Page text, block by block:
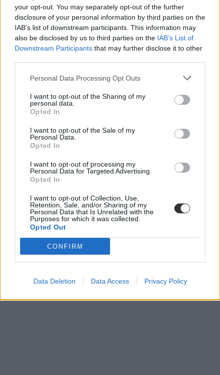
your opt-out. You may separately opt-out of the further
disclosure of your personal information by third parties on the
IAB’s list of downstream participants. This information may
also be disclosed by us to third parties on the IAB’s List of
Downstream Participants that may further disclose it to other
Personal Data Processing Opt Outs
I want to opt-out of the Sharing of my
personal data.
Opted In
I want to opt-out of the Sale of my
Personal Data.
Opted In
I want to opt-out of processing my
Personal Data for Targeted Advertising.
Opted In
I want to opt-out of Collection, Use,
Retention, Sale, and/or Sharing of my
Personal Data that Is Unrelated with the
Purposes for which it was collected.
Opted Out
CONFIRM
Data Deletion Data Access Privacy Policy
tanévnyitó
beiskolázási támogatás